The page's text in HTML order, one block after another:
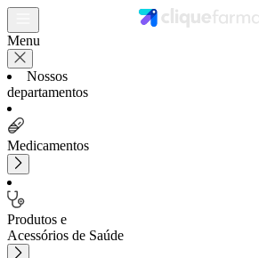
Menu
Nossos
departamentos
Medicamentos
Produtos e
Acessórios de Saúde